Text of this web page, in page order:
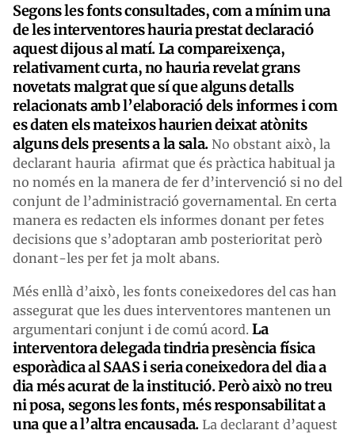
Segons les fonts consultades, com a mínim una
de les interventores hauria prestat declaració
aquest dijous al matí. La compareixença,
relativament curta, no hauria revelat grans
novetats malgrat que sí que alguns detalls
relacionats amb l’elaboració dels informes i com
es daten els mateixos haurien deixat atònits
alguns dels presents a la sala.No obstant això, la
declarant hauria afirmat que és pràctica habitual ja
no només en la manera de fer d’intervenció si no del
conjunt de l’administració governamental. En certa
manera es redacten els informes donant per fetes
decisions que s’adoptaran amb posterioritat però
donant-les per fet ja molt abans.
Més enllà d’això, les fonts coneixedores del cas han
assegurat que les dues interventores mantenen un
argumentari conjunt i de comú acord. La
interventora delegada tindria presència física
esporàdica al SAAS i seria coneixedora del dia a
dia més acurat de la institució. Però això no treu
ni posa, segons les fonts, més responsabilitat a
una que a l’altra encausada.La declarant d’aquest